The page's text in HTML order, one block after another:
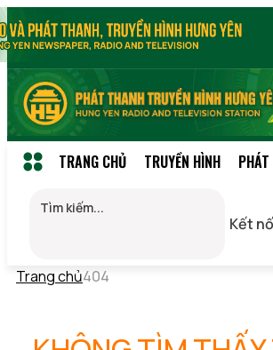
TRANG CHỦ TRUYỀN HÌNH
Kết
Trang chủ404